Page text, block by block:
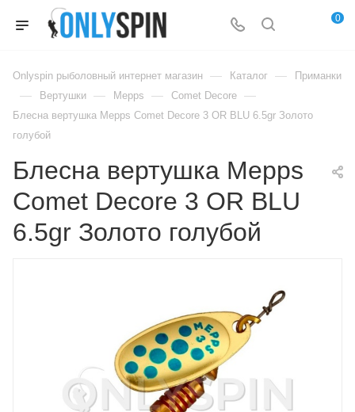
0
Onlyspin рыболовный интернет магазин — Каталог — Приманки
— Вертушки — Mepps — Comet Decore —
Блесна вертушка Mepps Comet Decore 3 OR BLU 6.5gr Золото
голубой
Блесна вертушка Mepps
Comet Decore 3 OR BLU
6.5gr Золото голубой